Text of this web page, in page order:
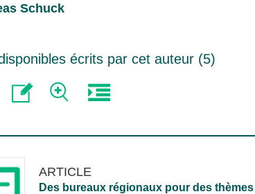
Schuck
écrits par cet auteur (5)
ARTICLE
Des bureaux régionaux pour des